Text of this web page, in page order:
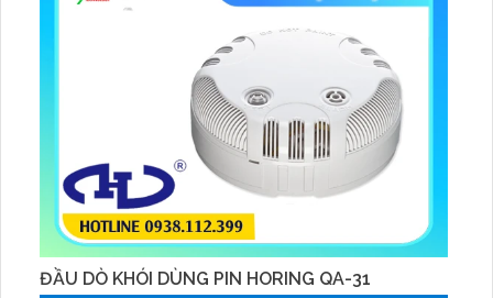
ĐẦU DÒ KHÓI DÙNG PIN HORING QA-31